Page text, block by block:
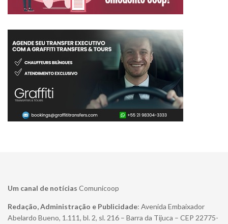
Um canal de notícias Comunicoop
Redação, Administração e Publicidade: Avenida Embaixador
Abelardo Bueno, 1.111, bl. 2, sl. 216 – Barra da Tijuca – CEP 22775-